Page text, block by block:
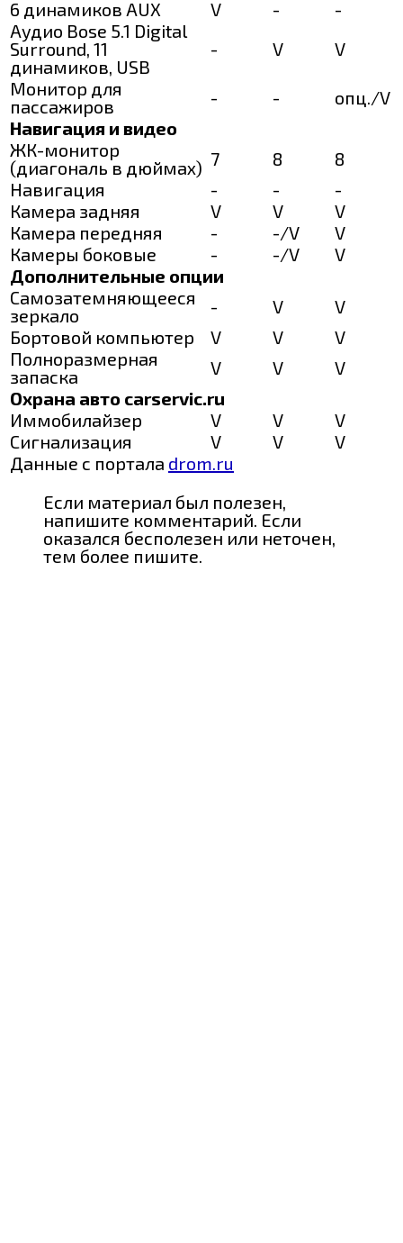
6 динамиков AUX
V -
-
Аудио Bose 5.1 Digital
Surround, 11
динамиков, USB
- V
V
Монитор для
пассажиров
- -
опц./V
Навигация и видео
ЖК-монитор
(диагональ в дюймах) 7 8
8
Навигация
- -
-
Камера задняя
V V
V
Камера передняя
- -/V
V
Камеры боковые
- -/V
V
Дополнительные опции
Самозатемняющееся
зеркало
- V
V
Бортовой компьютер
V V
V
Полноразмерная
запаска
V V
V
Охрана авто carservic.ru
Иммобилайзер
V V
V
Сигнализация
V V
V
Данные с портала drom.ru
Если материал был полезен,
напишите комментарий. Если
оказался бесполезен или неточен,
тем более пишите.